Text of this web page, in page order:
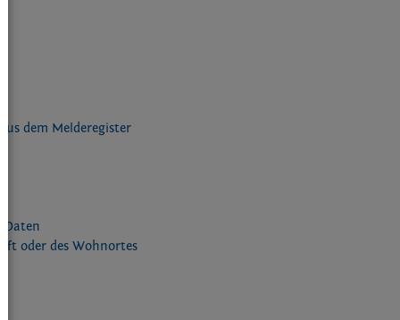
dem Melderegister
Daten
oder des Wohnortes